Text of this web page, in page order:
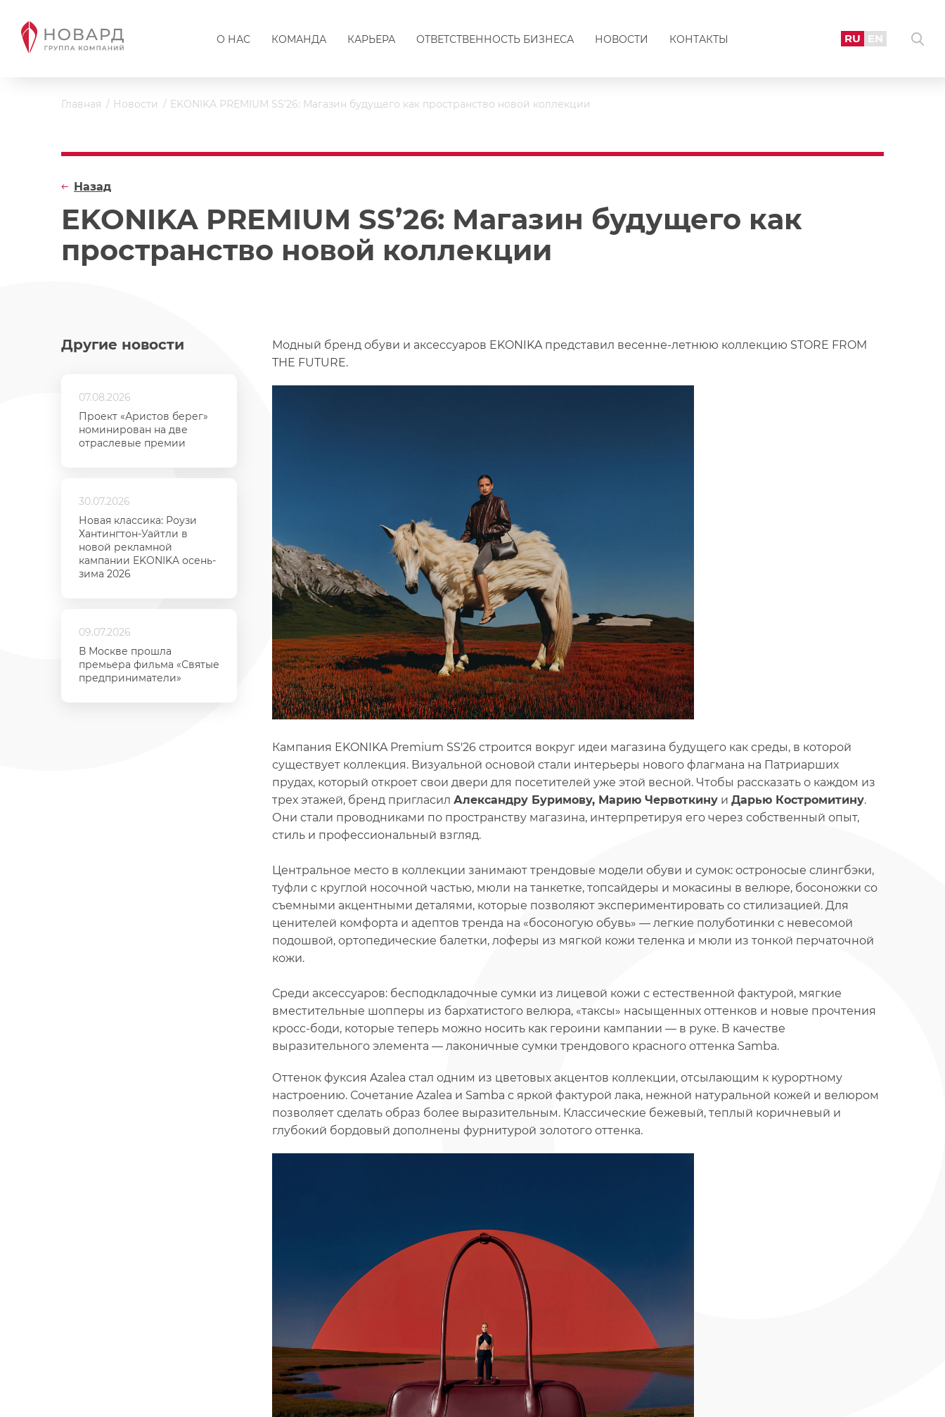
О НАС КОМАНДА КАРЬЕРА ОТВЕТСТВЕННОСТЬ БИЗНЕСА НОВОСТИ КОНТАКТЫ RU EN
Главная Новости EKONIKA PREMIUM SS’26: Магазин будущего как пространство новой коллекции
EKONIKA PREMIUM SS’26: Магазин будущего как
пространство новой коллекции
Назад
Другие новости
07.08.2026
Проект «Аристов берег»
номинирован на две
отраслевые премии
30.07.2026
Новая классика: Роузи
Хантингтон-Уайтли в
новой рекламной
кампании EKONIKA осень-
зима 2026
09.07.2026
В Москве прошла
премьера фильма «Святые
предприниматели»
Модный бренд обуви и аксессуаров EKONIKA представил весенне-летнюю коллекцию STORE FROM
THE FUTURE.
Кампания EKONIKA Premium SS'26 строится вокруг идеи магазина будущего как среды, в которой
существует коллекция. Визуальной основой стали интерьеры нового флагмана на Патриарших
прудах, который откроет свои двери для посетителей уже этой весной. Чтобы рассказать о каждом из
трех этажей, бренд пригласил Александру Буримову, Марию Червоткину и Дарью Костромитину.
Они стали проводниками по пространству магазина, интерпретируя его через собственный опыт,
стиль и профессиональный взгляд.
Центральное место в коллекции занимают трендовые модели обуви и сумок: остроносые слингбэки,
туфли с круглой носочной частью, мюли на танкетке, топсайдеры и мокасины в велюре, босоножки со
съемными акцентными деталями, которые позволяют экспериментировать со стилизацией. Для
ценителей комфорта и адептов тренда на «босоногую обувь» — легкие полуботинки с невесомой
подошвой, ортопедические балетки, лоферы из мягкой кожи теленка и мюли из тонкой перчаточной
кожи.
Среди аксессуаров: бесподкладочные сумки из лицевой кожи с естественной фактурой, мягкие
вместительные шопперы из бархатистого велюра, «таксы» насыщенных оттенков и новые прочтения
кросс-боди, которые теперь можно носить как героини кампании — в руке. В качестве
выразительного элемента — лаконичные сумки трендового красного оттенка Samba.
Оттенок фуксия Azalea стал одним из цветовых акцентов коллекции, отсылающим к курортному
настроению. Сочетание Azalea и Samba с яркой фактурой лака, нежной натуральной кожей и велюром
позволяет сделать образ более выразительным. Классические бежевый, теплый коричневый и
глубокий бордовый дополнены фурнитурой золотого оттенка.